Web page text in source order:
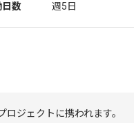
日数
週5日
ジェクトに携われます。